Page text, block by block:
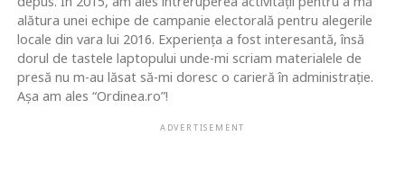
alătura unei echipe de campanie electorală pentru alegerile
locale din vara lui 2016. Experiența a fost interesantă, însă
dorul de tastele laptopului unde-mi scriam materialele de
presă nu m-au lăsat să-mi doresc o carieră în administrație.
Așa am ales “Ordinea.ro”!
ADVERTISEMENT